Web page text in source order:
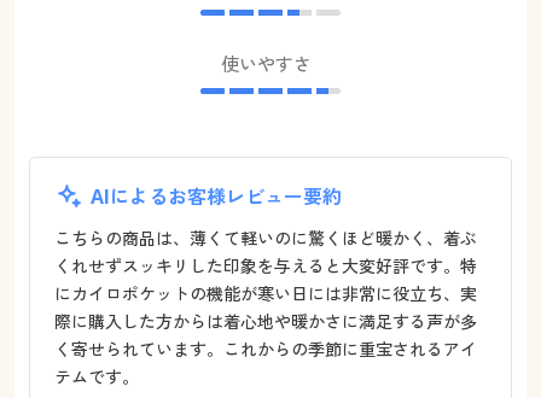
使いやすさ
AIによるお客様レビュー要約
こちらの商品は、薄くて軽いのに驚くほど暖かく、着ぶ
くれせずスッキリした印象を与えると大変好評です。特
にカイロポケットの機能が寒い日には非常に役立ち、実
際に購入した方からは着心地や暖かさに満足する声が多
く寄せられています。これからの季節に重宝されるアイ
テムです。